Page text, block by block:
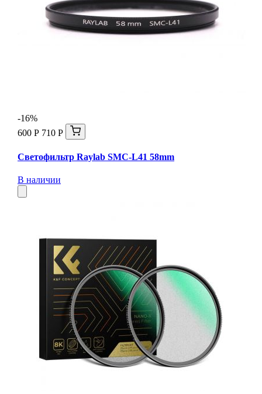
-16%
600 Р 710 Р
Светофильтр Raylab SMC-L41 58mm
В наличии